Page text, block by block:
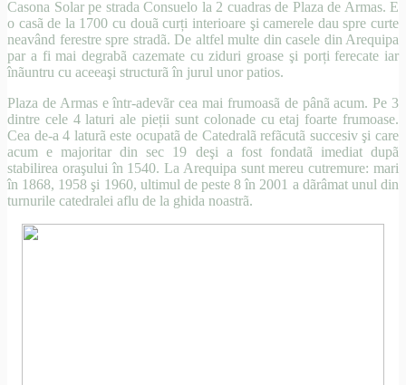
Casona Solar pe strada Consuelo la 2 cuadras de Plaza de Armas. E
o casã de la 1700 cu douã curți interioare şi camerele dau spre curte
neavând ferestre spre stradã. De altfel multe din casele din Arequipa
par a fi mai degrabã cazemate cu ziduri groase şi porți ferecate iar
înãuntru cu aceeaşi structurã în jurul unor patios.
Plaza de Armas e într-adevãr cea mai frumoasã de pânã acum. Pe 3
dintre cele 4 laturi ale pieții sunt colonade cu etaj foarte frumoase.
Cea de-a 4 laturã este ocupatã de Catedralã refãcutã succesiv şi care
acum e majoritar din sec 19 deşi a fost fondatã imediat dupã
stabilirea oraşului în 1540. La Arequipa sunt mereu cutremure: mari
în 1868, 1958 şi 1960, ultimul de peste 8 în 2001 a dãrâmat unul din
turnurile catedralei aflu de la ghida noastrã.